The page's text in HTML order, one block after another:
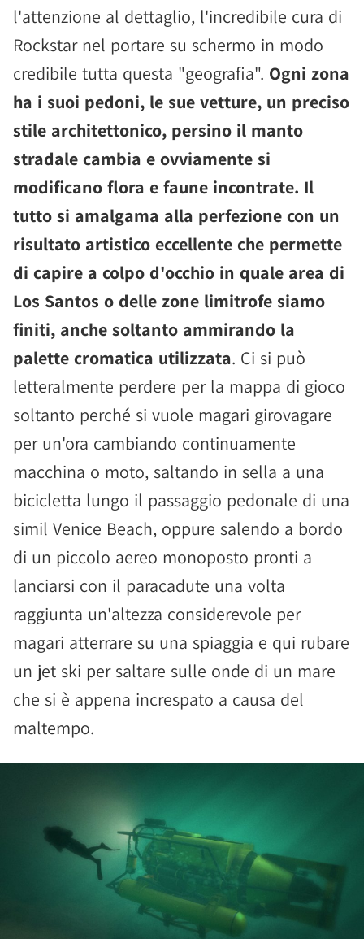
l'attenzione al dettaglio, l'incredibile cura di
Rockstar nel portare su schermo in modo
credibile tutta questa "geografia". Ogni zona
ha i suoi pedoni, le sue vetture, un preciso
stile architettonico, persino il manto
stradale cambia e ovviamente si
modificano flora e faune incontrate. Il
tutto si amalgama alla perfezione con un
risultato artistico eccellente che permette
di capire a colpo d'occhio in quale area di
Los Santos o delle zone limitrofe siamo
finiti, anche soltanto ammirando la
palette cromatica utilizzata. Ci si può
letteralmente perdere per la mappa di gioco
soltanto perché si vuole magari girovagare
per un'ora cambiando continuamente
macchina o moto, saltando in sella a una
bicicletta lungo il passaggio pedonale di una
simil Venice Beach, oppure salendo a bordo
di un piccolo aereo monoposto pronti a
lanciarsi con il paracadute una volta
raggiunta un'altezza considerevole per
magari atterrare su una spiaggia e qui rubare
un jet ski per saltare sulle onde di un mare
che si è appena increspato a causa del
maltempo.